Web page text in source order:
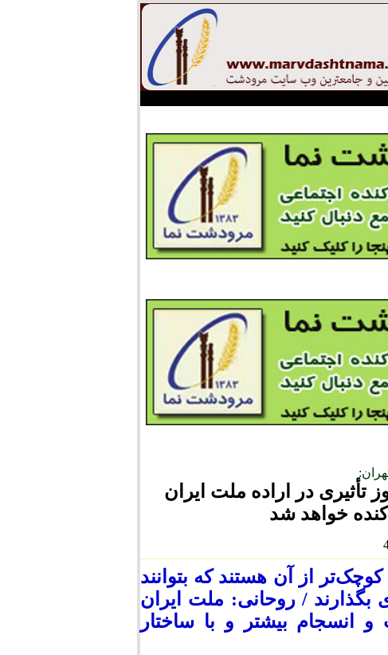
تأثیری در اراده ملت ایران
کنده خواهد شد
از آن هستند که بتوانند
بگذارند / روحانی: ملت ایران
انسجام بیشتر و با ساختار